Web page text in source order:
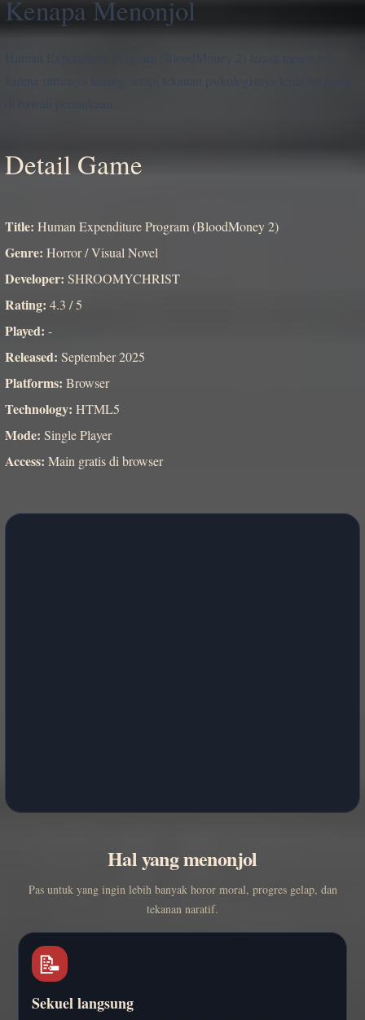
Kenapa Menonjol
Detail Game
Title: Human Expenditure Program (BloodMoney 2)
Genre: Horror / Visual Novel
Developer: SHROOMYCHRIST
Rating: 4.3 / 5
Played: -
Released: September 2025
Platforms: Browser
Technology: HTML5
Mode: Single Player
Access: Main gratis di browser
Hal yang menonjol
Pas untuk yang ingin lebih banyak horor moral, progres gelap, dan
tekanan naratif.
📝
Sekuel langsung